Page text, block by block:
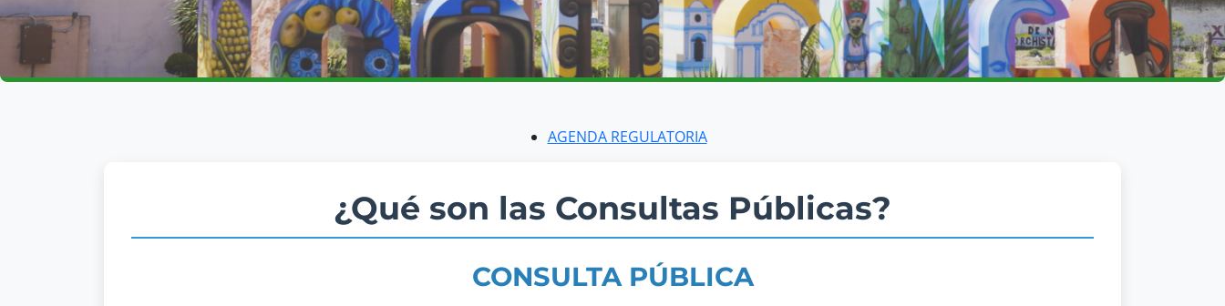
AGENDA REGULATORIA
¿Qué son las Consultas Públicas?
CONSULTA PÚBLICA